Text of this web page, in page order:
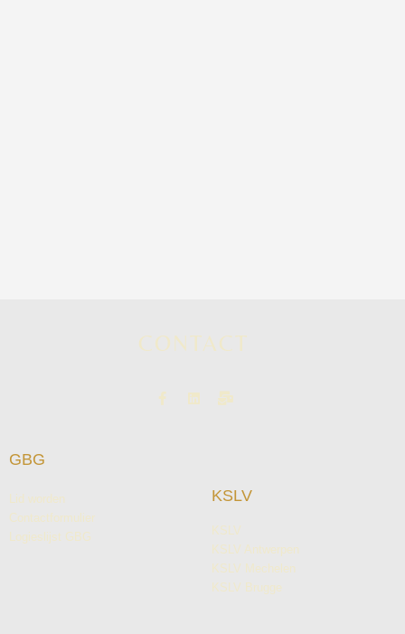
CONTACT
GBG
Lid worden
Contactformulier
Logieslijst GBG
KSLV
KSLV
KSLV Antwerpen
KSLV Mechelen
KSLV Brugge